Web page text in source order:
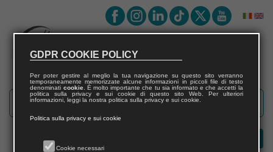
GDPR COOKIE POLICY
Per poter gestire al meglio la tua navigazione su questo sito verranno
temporaneamente memorizzate alcune informazioni in piccoli file di testo
denominati cookie. È molto importante che tu sia informato e che accetti la
politica sulla privacy e sui cookie di questo sito Web. Per ulteriori
informazioni, leggi la nostra politica sulla privacy e sui cookie.
Politica sulla privacy e sui cookie
Cookie necessari